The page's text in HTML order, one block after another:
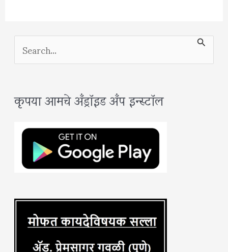
S
e
r
c
:
कृपया आमचे अँड्रॉइड अँप इन्स्टॉल